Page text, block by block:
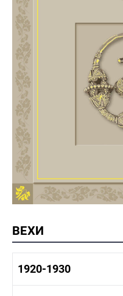
ВЕХИ
1920-1930